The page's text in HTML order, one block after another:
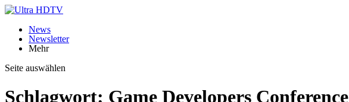
News
Newsletter
Mehr
Seite auswählen
Schlagwort: Game Developers Conference